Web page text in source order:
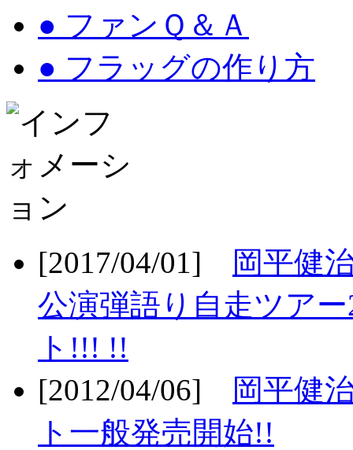
● ファンＱ＆Ａ
● フラッグの作り方
[2017/04/01]
岡平健
公演弾語り自走ツア
ト!!! !!
[2012/04/06]
岡平健
ト一般発売開始!!